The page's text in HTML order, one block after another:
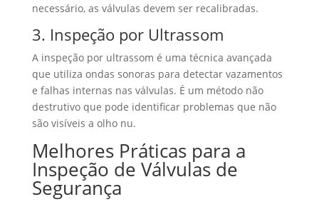
necessário, as válvulas devem ser recalibradas.
3. Inspeção por Ultrassom
A inspeção por ultrassom é uma técnica avançada
que utiliza ondas sonoras para detectar vazamentos
e falhas internas nas válvulas. É um método não
destrutivo que pode identificar problemas que não
são visíveis a olho nu.
Melhores Práticas para a
Inspeção de Válvulas de
Segurança